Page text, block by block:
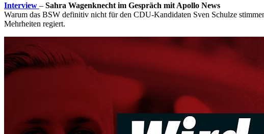
Interview – Sahra Wagenknecht im Gespräch mit Apollo News
Warum das BSW definitiv nicht für den CDU-Kandidaten Sven Schulze
Mehrheiten regiert.